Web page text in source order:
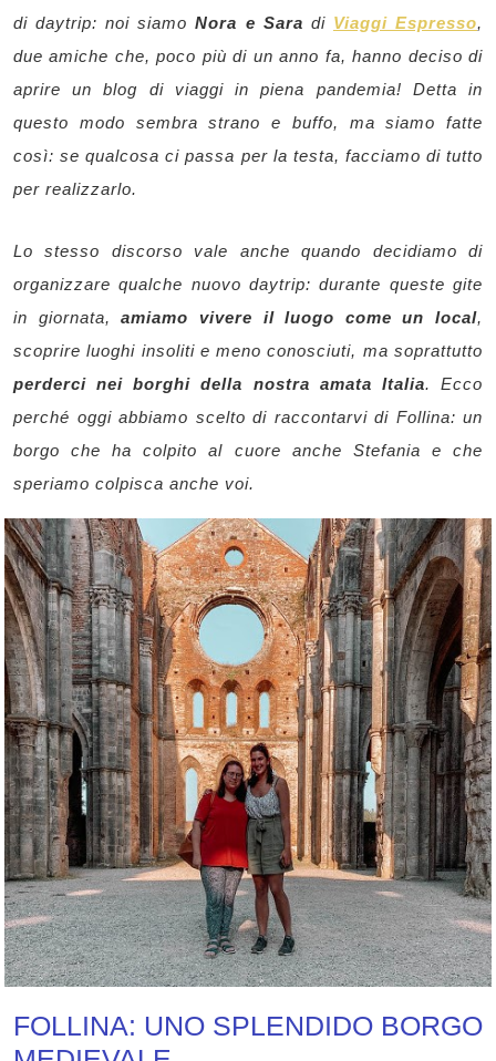
di daytrip: noi siamoNora e Sara di Viaggi Espresso,
due amiche che, poco più di un anno fa, hanno deciso di
aprire un blog di viaggi in piena pandemia! Detta in
questo modo sembra strano e buffo, ma siamo fatte
così: se qualcosa ci passa per la testa, facciamo di tutto
per realizzarlo.
Lo stesso discorso vale anche quando decidiamo di
organizzare qualche nuovo daytrip: durante queste gite
in giornata,amiamo vivere il luogo come un local,
scoprire luoghi insoliti e meno conosciuti, ma soprattutto
perderci nei borghi della nostra amata Italia. Ecco
perché oggi abbiamo scelto di raccontarvi di Follina: un
borgo che ha colpito al cuore anche Stefania e che
speriamo colpisca anche voi.
FOLLINA: UNO SPLENDIDO BORGO